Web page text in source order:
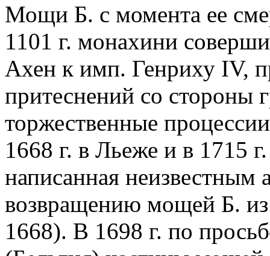
Мощи Б. с момента ее
1101 г. монахини
Ахен к имп. Генриху IV,
притеснений со
торжественные
1668 г. в Льеже и в 1715
написанная неизвестным
возвращению мощей Б.
1668). В 1698 г. по